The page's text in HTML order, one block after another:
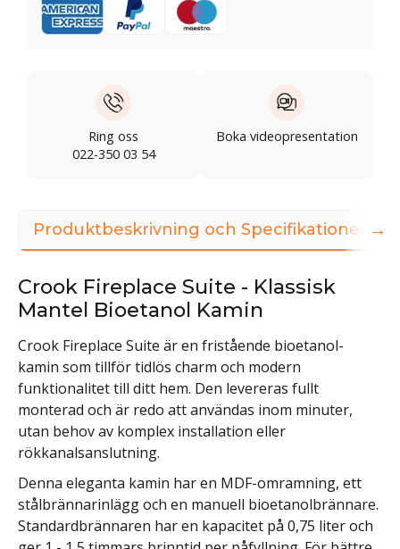
Ring oss
022-350 03 54
Boka videopresentation
Produktbeskrivning och Specifikationer
Crook Fireplace Suite - Klassisk
Mantel Bioetanol Kamin
Crook Fireplace Suite är en fristående bioetanol-
kamin som tillför tidlös charm och modern
funktionalitet till ditt hem. Den levereras fullt
monterad och är redo att användas inom minuter,
utan behov av komplex installation eller
rökkanalsanslutning.
Denna eleganta kamin har en MDF-omramning, ett
stålbrännarinlägg och en manuell bioetanolbrännare.
Standardbrännaren har en kapacitet på 0,75 liter och
→